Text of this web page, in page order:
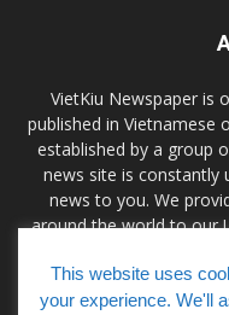
VietKiu Newspaper is
published in Vietnamese
established by a group
news site is constantly
news to you. We
around the world to our
UK news,
Contact
This website uses
your experience. We'll